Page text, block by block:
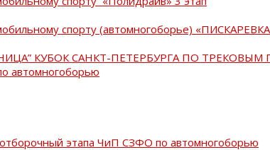
спорту (автомногоборье)
КУБОК САНКТ-ПЕТЕРБУРГА ПО ТРЕКОВЫМ
автомногоборью
этапа ЧиП СЗФО по автомногоборью